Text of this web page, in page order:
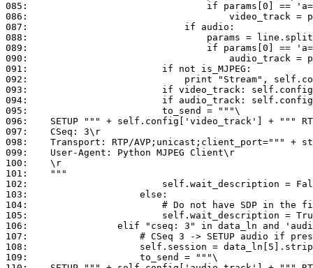
085:	                            if params[0] == 'a=control':
086:	                                video_track = params[1]
087:	                        if audio:
088:	                            params = line.split(':', 1)
089:	                            if params[0] == 'a=control':
090:	                                audio_track = params[1]
091:	                    if not is_MJPEG:
092:	                        print "Stream", self.config['ip'] + self.config['request'], 'is not an MJPEG stream!'
093:	                    if video_track: self.config['video_track'] = 'rtsp://' + self.config['ip'] + self.config['request'] + '/' + basename(video_track)
094:	                    if audio_track: self.config['audio_track'] = 'rtsp://' + self.config['ip'] + self.config['request'] + '/' + basename(audio_track)
095:	                    to_send = """\
096:	SETUP """ + self.config['video_track'] + """ RTSP/1.0\r
097:	CSeq: 3\r
098:	Transport: RTP/AVP;unicast;client_port=""" + str(self.config['udp_port']) + """-"""+ str(self.config['udp_port'] + 1) + """\r
099:	User-Agent: Python MJPEG Client\r
100:	\r
101:	"""
102:	                    self.wait_description = False
103:	                else:
104:	                    # Do not have SDP in the first UDP packet, wait for it
105:	                    self.wait_description = True
106:	            elif "cseq: 3" in data_ln and 'audio_track' in self.config:
107:	                # CSeq 3 -> SETUP audio if present
108:	                self.session = data_ln[5].strip().split(' ')[1]
109:	                to_send = """\